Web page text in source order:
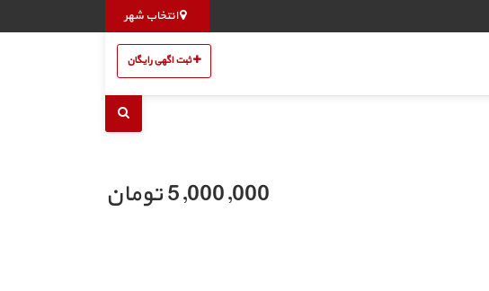
انتخاب شهر
ثبت اگهی رایگان
5,000,000 تومان